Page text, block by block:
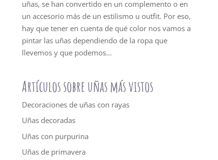
uñas, se han convertido en un complemento o en
un accesorio más de un estilismo u outfit. Por eso,
hay que tener en cuenta de qué color nos vamos a
pintar las uñas dependiendo de la ropa que
llevemos y que podemos...
Artículos sobre uñas más vistos
Decoraciones de uñas con rayas
Uñas decoradas
Uñas con purpurina
Uñas de primavera